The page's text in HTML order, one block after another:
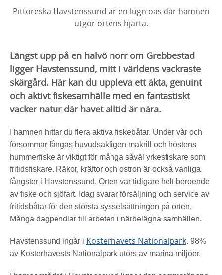
Pittoreska Havstenssund är en lugn oas där hamnen
utgör ortens hjärta.
Längst upp på en halvö norr om Grebbestad
ligger Havstenssund, mitt i världens vackraste
skärgård. Här kan du uppleva ett äkta, genuint
och aktivt fiskesamhälle med en fantastiskt
vacker natur där havet alltid är nära.
I hamnen hittar du flera aktiva fiskebåtar. Under vår och
försommar fångas huvudsakligen makrill och höstens
hummerfiske är viktigt för många såväl yrkesfiskare som
fritidsfiskare. Räkor, kräftor och ostron är också vanliga
fångster i Havstenssund. Orten var tidigare helt beroende
av fiske och sjöfart. Idag svarar försäljning och service av
fritidsbåtar för den största sysselsättningen på orten.
Många dagpendlar till arbeten i närbelägna samhällen.
Havstenssund ingår i Kosterhavets Nationalpark. 98%
av Kosterhavests Nationalpark utörs av marina miljöer.